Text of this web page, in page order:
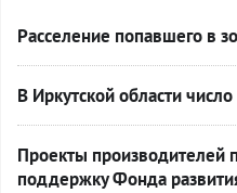
Расселение попавшего в
В Иркутской области
Проекты производителей
поддержку Фонда